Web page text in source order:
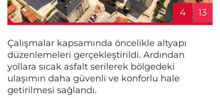
4 13
Çalışmalar kapsamında öncelikle altyapı
düzenlemeleri gerçekleştirildi. Ardından
yollara sıcak asfalt serilerek bölgedeki
ulaşımın daha güvenli ve konforlu hale
getirilmesi sağlandı.